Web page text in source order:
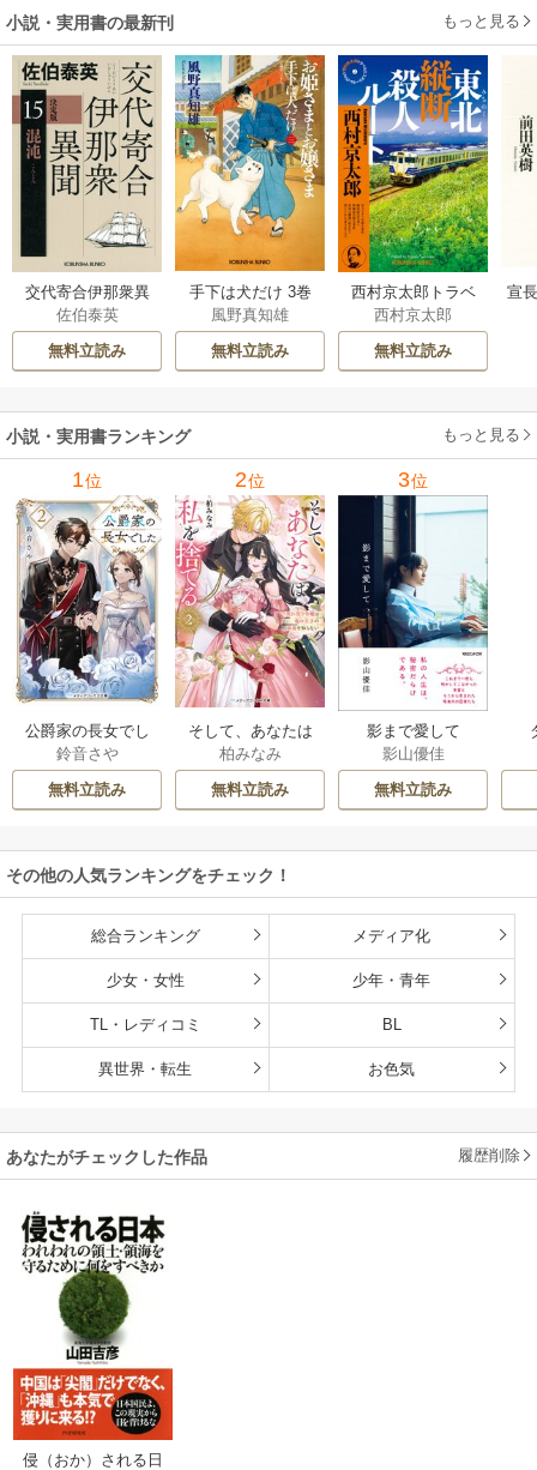
小説・実用書の最新刊 もっと見る
交代寄合伊那衆異
聞 15巻
佐伯泰英
無料立読み
手下は犬だけ 3巻
風野真知雄
無料立読み
西村京太郎トラベ
ルミステリー・セ
レクション 2巻
西村京太郎
無料立読み
宣
小説・実用書ランキング もっと見る
1位
公爵家の長女でし
た
鈴音さや
無料立読み
2位
そして、あなたは
私を捨てる
柏みなみ
無料立読み
3位
影まで愛して
影山優佳
無料立読み
その他の人気ランキングをチェック！
総合ランキング メディア化
少女・女性 少年・青年
TL・レディコミ BL
異世界・転生 お色気
あなたがチェックした作品 履歴削除
侵（おか）される日